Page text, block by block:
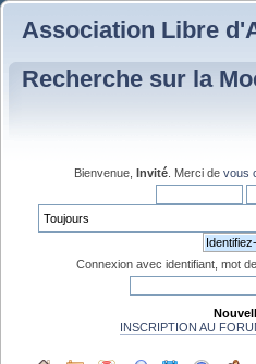
Association Libre
Recherche sur la
Bienvenue, Invité . Merci de vous
Connexion avec identifiant, mot
INSCRIPTION AU